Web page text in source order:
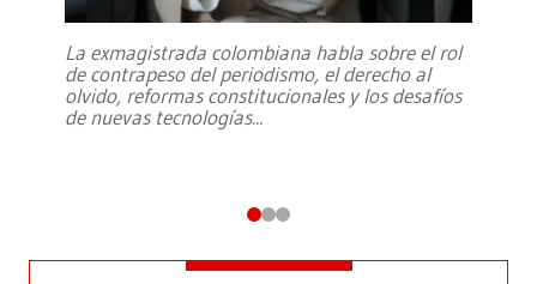
La exmagistrada colombiana habla sobre el rol
de contrapeso del periodismo, el derecho al
olvido, reformas constitucionales y los desafíos
de nuevas tecnologías...